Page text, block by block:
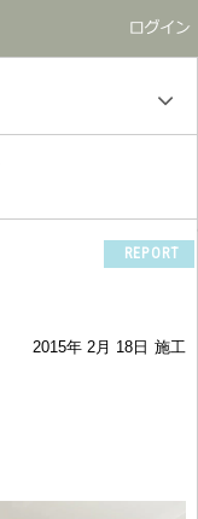
REPORT
2015年 2月 18日 施工